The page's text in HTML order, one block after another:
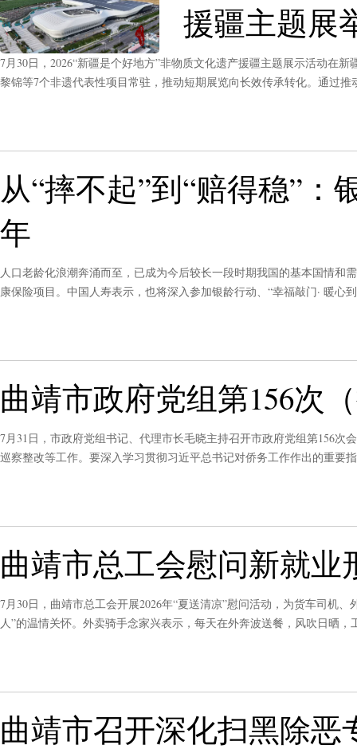
援疆主题展
7月30日，2026“新疆是个好地方”非物质文化遗产援疆主题展示活动在
黎锦等7个非遗代表性项目常驻，推动短期展览向长效传承转化。通过
从“摔不起”到“赔得稳”
年
人口老龄化浪潮奔涌而至，已成为今后较长一段时期我国的基本国情
康保险项目。中国人寿表示，也将深入参加银龄行动、“幸福敲门· 暖
曲靖市政府党组第156次
7月31日，市政府党组书记、代理市长毛晓主持召开市政府党组第156
巡察整改等工作。要深入学习贯彻习近平总书记对侨务工作作出的重要
曲靖市总工会慰问新就业
7月30日，曲靖市总工会开展2026年“夏送清凉”慰问活动，为货车司机
人”的温情关怀。外卖骑手念家兴表示，每天在外奔波送餐，风吹日晒
曲靖市召开深化扫黑除恶